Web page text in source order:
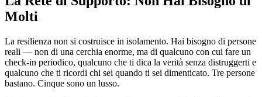
Molti
La resilienza non si costruisce in isolamento. Hai bisogno di persone
reali — non di una cerchia enorme, ma di qualcuno con cui fare un
check-in periodico, qualcuno che ti dica la verità senza distruggerti e
qualcuno che ti ricordi chi sei quando ti sei dimenticato. Tre persone
bastano. Cinque sono un lusso.